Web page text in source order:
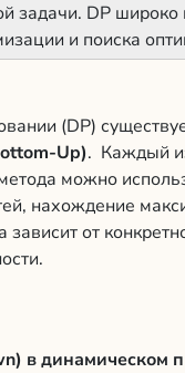
задачи. DP
и поиска
(DP)
Up). Каждый
можно
нахождение
от
в динамическом